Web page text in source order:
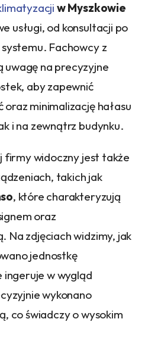
w Myszkowie
usługi, od konsultacji po
Fachowcy z
uwagę na precyzyjne
aby zapewnić
minimalizację hałasu
i na zewnątrz budynku.
firmy widoczny jest także
takich jak
, które charakteryzują
oraz
Na zdjęciach widzimy, jak
jednostkę
ingeruje w wygląd
wykonano
co świadczy o wysokim